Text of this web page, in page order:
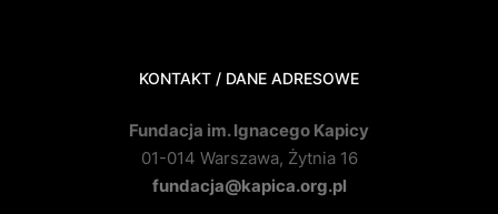
KONTAKT / DANE ADRESOWE
Fundacja im. Ignacego Kapicy
01-014 Warszawa, Żytnia 16
fundacja@kapica.org.pl